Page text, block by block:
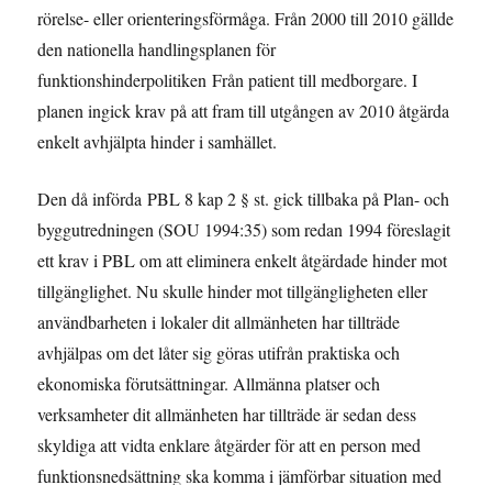
rörelse- eller orienteringsförmåga. Från 2000 till 2010 gällde
den nationella handlingsplanen för
funktionshinderpolitiken Från patient till medborgare. I
planen ingick krav på att fram till utgången av 2010 åtgärda
enkelt avhjälpta hinder i samhället.
Den då införda PBL 8 kap 2 § st. gick tillbaka på Plan- och
byggutredningen (SOU 1994:35) som redan 1994 föreslagit
ett krav i PBL om att eliminera enkelt åtgärdade hinder mot
tillgänglighet. Nu skulle hinder mot tillgängligheten eller
användbarheten i lokaler dit allmänheten har tillträde
avhjälpas om det låter sig göras utifrån praktiska och
ekonomiska förutsättningar. Allmänna platser och
verksamheter dit allmänheten har tillträde är sedan dess
skyldiga att vidta enklare åtgärder för att en person med
funktionsnedsättning ska komma i jämförbar situation med